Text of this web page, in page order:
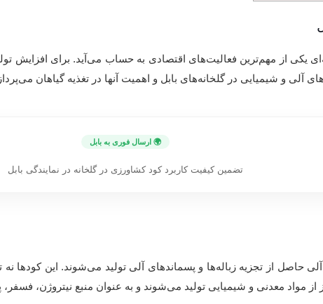
یکی از مهم‌ترین فعالیت‌های اقتصادی به حساب می‌آید. برای افزایش
و شیمیایی در گلخانه‌های بابل و اهمیت آنها در تغذیه گیاهان
🌍 ارسال فوری به بابل
تضمین کیفیت کاربرد کود کشاورزی در گلخانه در نمایندگی بابل
حاصل از تجزیه زباله‌ها و پسماندهای آلی تولید می‌شوند. این کودها نه
مواد معدنی و شیمیایی تولید می‌شوند و به عنوان منبع نیتروژن،